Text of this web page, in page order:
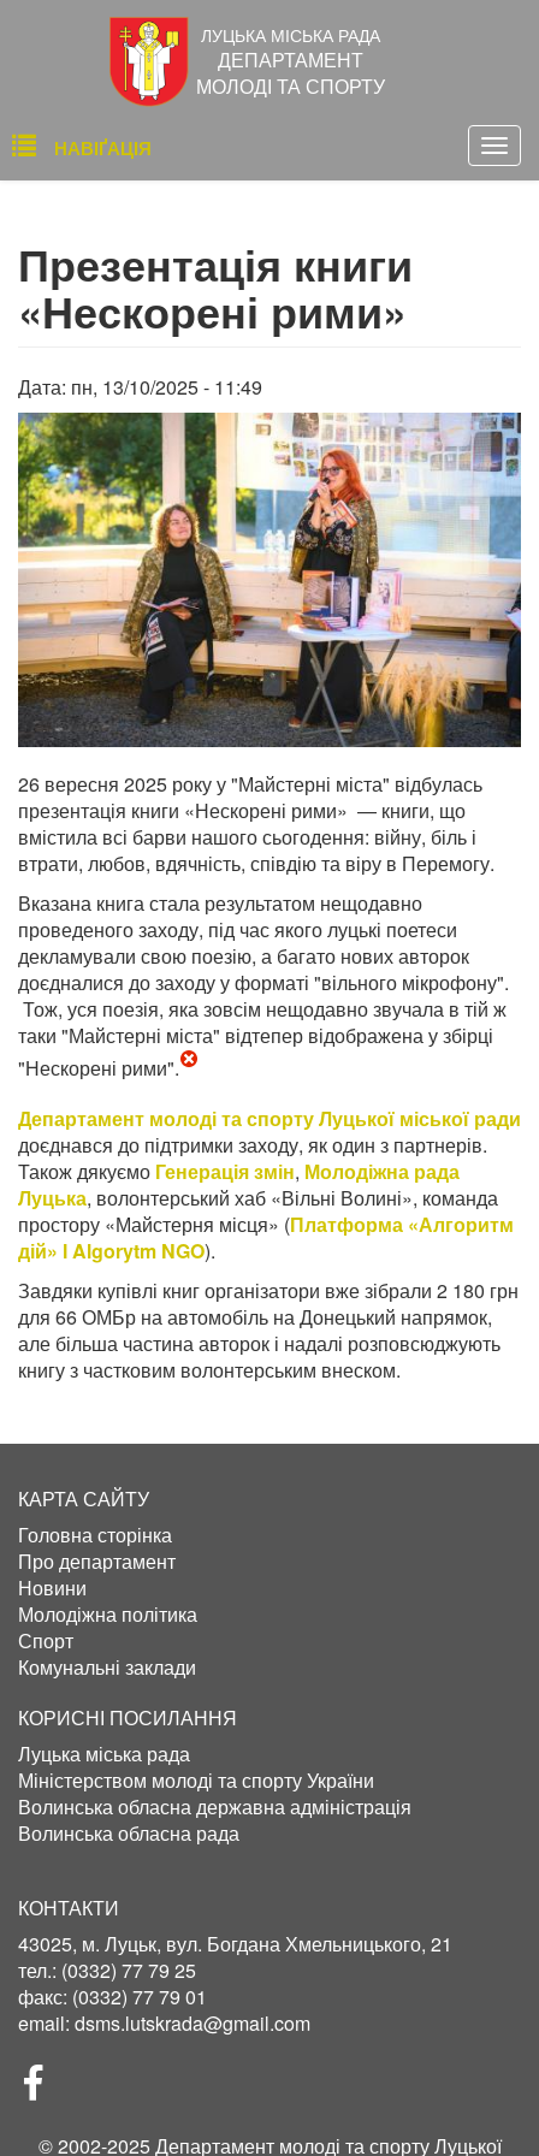
ЛУЦЬКА МІСЬКА РАДА
ДЕПАРТАМЕНТ
МОЛОДІ ТА СПОРТУ
Основна
навіґація
НАВІҐАЦІЯ
Презентація книги
«Нескорені рими»
Дата: пн, 13/10/2025 - 11:49
26 вересня 2025 року у "Майстерні міста" відбулась
презентація книги «Нескорені рими» — книги, що
вмістила всі барви нашого сьогодення: війну, біль і
втрати, любов, вдячність, співдію та віру в Перемогу.
Вказана книга стала результатом нещодавно
проведеного заходу, під час якого луцькі поетеси
декламували свою поезію, а багато нових авторок
доєдналися до заходу у форматі "вільного мікрофону".
Тож, уся поезія, яка зовсім нещодавно звучала в тій ж
таки "Майстерні міста" відтепер відображена у збірці
"Нескорені рими".
Департамент молоді та спорту Луцької міської ради
доєднався до підтримки заходу, як один з партнерів.
Також дякуємо Генерація змін, Молодіжна рада
Луцька, волонтерський хаб «Вільні Волині», команда
простору «Майстерня місця» (Платформа «Алгоритм
дій» І Algorytm NGO).
Завдяки купівлі книг організатори вже зібрали 2 180 грн
для 66 ОМБр на автомобіль на Донецький напрямок,
але більша частина авторок і надалі розповсюджують
книгу з частковим волонтерським внеском.
КАРТА САЙТУ
Головна сторінка
Про департамент
Новини
Молодіжна політика
Спорт
Комунальні заклади
КОРИСНІ ПОСИЛАННЯ
Луцька міська рада
Міністерством молоді та спорту України
Волинська обласна державна адміністрація
Волинська обласна рада
КОНТАКТИ
43025, м. Луцьк, вул. Богдана Хмельницького, 21
тел.: (0332) 77 79 25
факс: (0332) 77 79 01
email: dsms.lutskrada@gmail.com
СОЦІЛЬНІ
МЕРЕЖІ
© 2002-2025 Департамент молоді та спорту Луцької